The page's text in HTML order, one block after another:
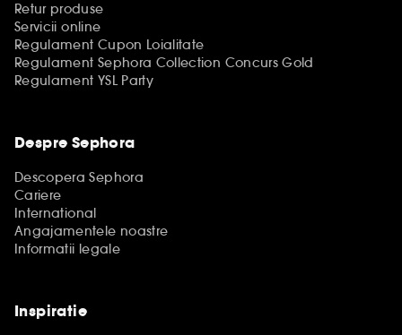
Retur produse
Servicii online
Regulament Cupon Loialitate
Regulament Sephora Collection Concurs Gold
Regulament YSL Party
Despre Sephora
Descopera Sephora
Cariere
International
Angajamentele noastre
Informatii legale
Inspiratie